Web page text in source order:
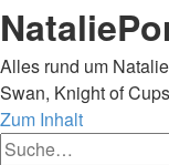
Alles rund um
Swan, Knight of
Zum Inhalt